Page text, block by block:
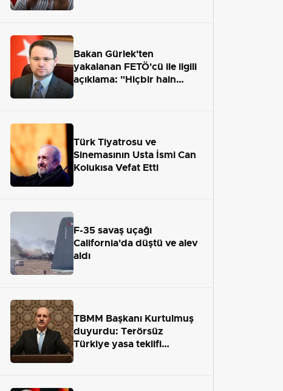
Bakan Gürlek'ten
yakalanan FETÖ'cü ile ilgili
açıklama: "Hiçbir hain
Türk Tiyatrosu ve
Sinemasının Usta İsmi Can
Kolukısa Vefat Etti
F-35 savaş uçağı
California'da düştü ve alev
aldı
TBMM Başkanı Kurtulmuş
duyurdu: Terörsüz
Türkiye yasa teklifi